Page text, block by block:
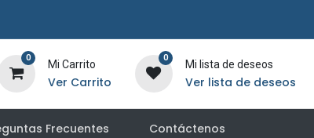
0
Mi Carrito
Ver Carrito
0
Mi lista de deseos
Ver lista de deseos
Frecuentes Contáctenos